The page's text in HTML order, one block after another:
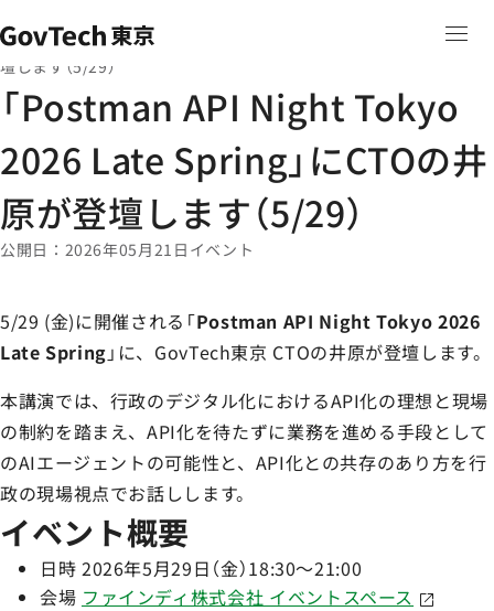
ホーム
「Postman API Night Tokyo 2026 Late Spring」にCTOの井原が登
壇します（5/29）
「Postman API Night Tokyo
2026 Late Spring」にCTOの井
原が登壇します（5/29）
公開日 2026年05月21日 イベント
5/29 (金)に開催される「Postman API Night Tokyo 2026
Late Spring 」に、GovTech東京 CTOの井原が登壇します。
本講演では、行政のデジタル化におけるAPI化の理想と現場
の制約を踏まえ、API化を待たずに業務を進める手段として
のAIエージェントの可能性と、API化との共存のあり方を行
政の現場視点でお話しします。
イベント概要
日時 2026年5月29日（金）18:30～21:00
会場 ファインディ株式会社 イベントスペース